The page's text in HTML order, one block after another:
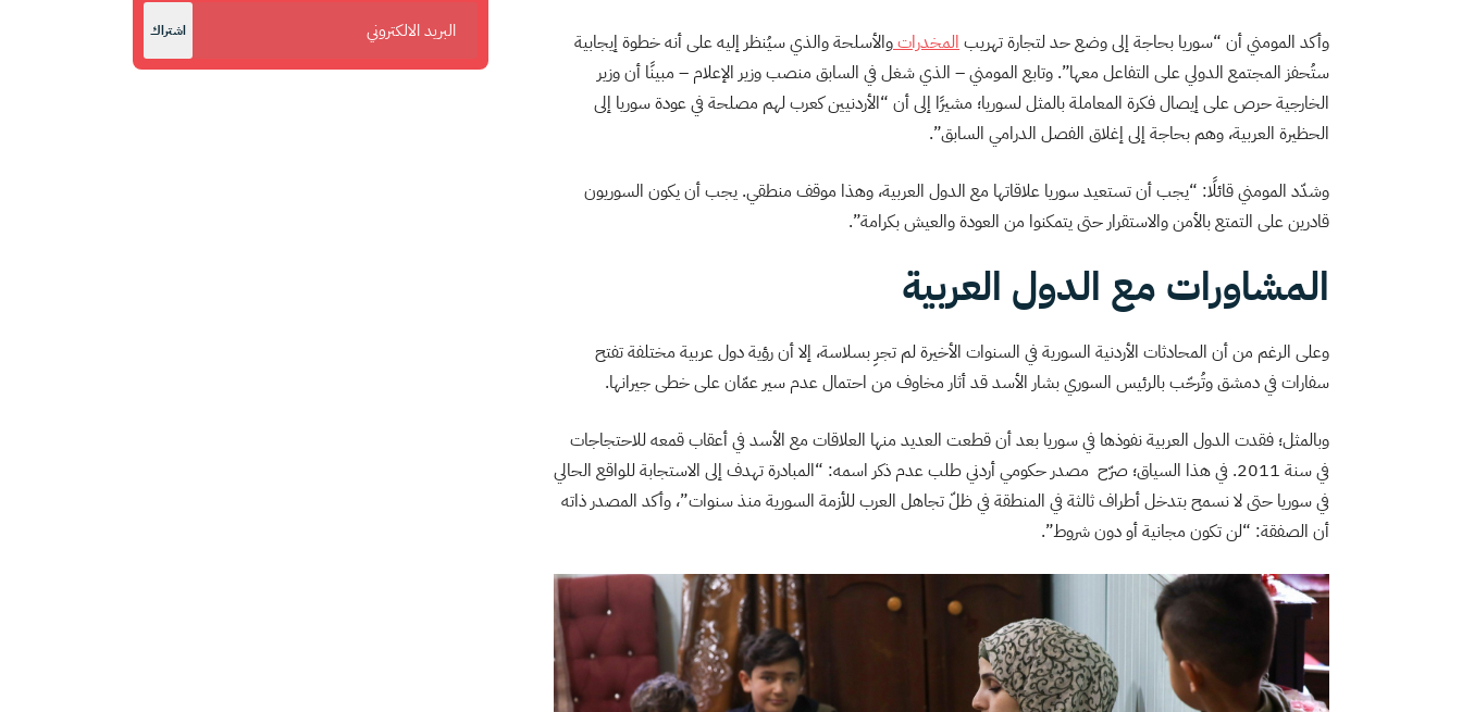
وأكد المومني أن “سوريا بحاجة إلى وضع حد لتجارة تهريبالمخدراتوالأسلحة والذي سيُنظر إليه على أنه خطوة إيجابية
ستُحفز المجتمع الدولي على التفاعل معها”. وتابع المومني – الذي شغل في السابق منصب وزير الإعلام – مبينًا أن وزير
الخارجية حرص على إيصال فكرة المعاملة بالمثل لسوريا؛ مشيرًا إلى أن “الأردنيين كعرب لهم مصلحة في عودة سوريا إلى
الحظيرة العربية، وهم بحاجة إلى إغلاق الفصل الدرامي السابق”.
وشدّد المومني قائلًا: “يجب أن تستعيد سوريا علاقاتها مع الدول العربية، وهذا موقف منطقي. يجب أن يكون السوريون
قادرين على التمتع بالأمن والاستقرار حتى يتمكنوا من العودة والعيش بكرامة”.
المشاورات مع الدول العربية
وعلى الرغم من أن المحادثات الأردنية السورية في السنوات الأخيرة لم تجرِ بسلاسة، إلا أن رؤية دول عربية مختلفة تفتح
سفارات في دمشق وتُرحّب بالرئيس السوري بشار الأسد قد أثار مخاوف من احتمال عدم سير عمّان على خطى جيرانها.
وبالمثل؛ فقدت الدول العربية نفوذها في سوريا بعد أن قطعت العديد منها العلاقات مع الأسد في أعقاب قمعه للاحتجاجات
في سنة 2011. في هذا السياق؛ صرّح مصدر حكومي أردني طلب عدم ذكر اسمه: “المبادرة تهدف إلى الاستجابة للواقع الحالي
في سوريا حتى لا نسمح بتدخل أطراف ثالثة في المنطقة في ظلّ تجاهل العرب للأزمة السورية منذ سنوات”، وأكد المصدر ذاته
أن الصفقة: “لن تكون مجانية أو دون شروط”.
اشتراك